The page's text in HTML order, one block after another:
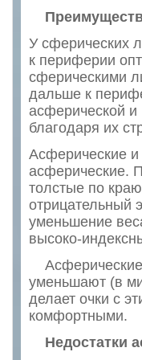
У сферических
к периферии
сферическими
дальше к
асферической
благодаря их
Асферические и
асферические.
толстые по
отрицательный
уменьшение
высоко-
Асферические
уменьшают (в
делает очки с
комфортными.
Недостатки